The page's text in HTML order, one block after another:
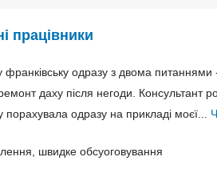
працівники
франківську одразу з двома
даху після негоди. Консультант
одразу на прикладі моєї...
швидке обсуоговування